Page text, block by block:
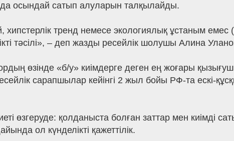
осындай сатып алуларын талқылайды.
тренд немесе экологиялық ұстаным емес
тәсілі», – деп жазды ресейлік шолушы Алина
өзінде «б/у» киімдерге деген ең жоғары
сарапшылар кейінгі 2 жыл бойы РФ-та ескі-
өзгеруде: қолданыста болған заттар мен киімді
ол күнделікті қажеттілік.